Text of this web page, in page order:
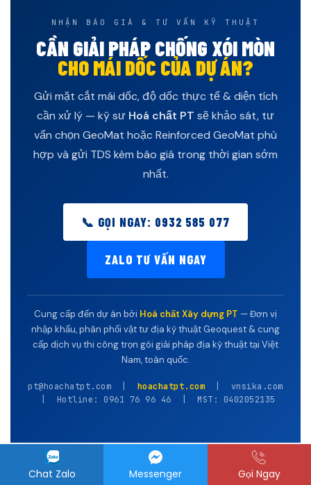
NHẬN BÁO GIÁ & TƯ VẤN KỸ THUẬT
CẦN GIẢI PHÁP CHỐNG XÓI MÒN
CHO MÁI DỐC CỦA DỰ ÁN?
Gửi mặt cắt mái dốc, độ dốc thực tế & diện tích
cần xử lý — kỹ sư Hoá chất PT sẽ khảo sát, tư
vấn chọn GeoMat hoặc Reinforced GeoMat phù
hợp và gửi TDS kèm báo giá trong thời gian sớm
nhất.
📞 GỌI NGAY: 0932 585 077
ZALO TƯ VẤN NGAY
Cung cấp đến dự án bởi Hoá chất Xây dựng PT — Đơn vị
nhập khẩu, phân phối vật tư địa kỹ thuật Geoquest & cung
cấp dịch vụ thi công trọn gói giải pháp địa kỹ thuật tại Việt
Nam, toàn quốc.
pt@hoachatpt.com | hoachatpt.com | vnsika.com
| Hotline: 0961 76 96 46 | MST: 0402052135
Chat Zalo Messenger Gọi Ngay